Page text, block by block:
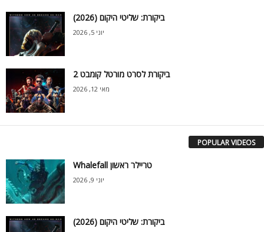
ביקורת: שליטי היקום (2026)
יוני 5, 2026
ביקורת לסרט מורטל קומבט 2
מאי 12, 2026
POPULAR VIDEOS
Whalefall טריילר ראשון
יוני 9, 2026
ביקורת: שליטי היקום (2026)